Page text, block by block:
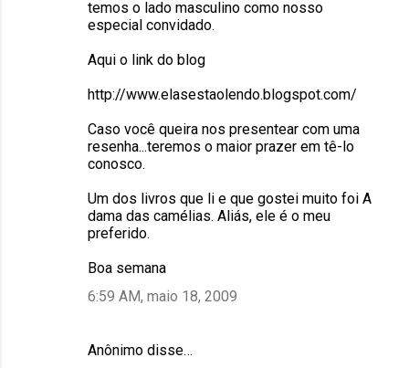
temos o lado masculino como nosso
especial convidado.
Aqui o link do blog
http://www.elasestaolendo.blogspot.com/
Caso você queira nos presentear com uma
resenha...teremos o maior prazer em tê-lo
conosco.
Um dos livros que li e que gostei muito foi A
dama das camélias. Aliás, ele é o meu
preferido.
Boa semana
6:59 AM, maio 18, 2009
Anônimo disse…